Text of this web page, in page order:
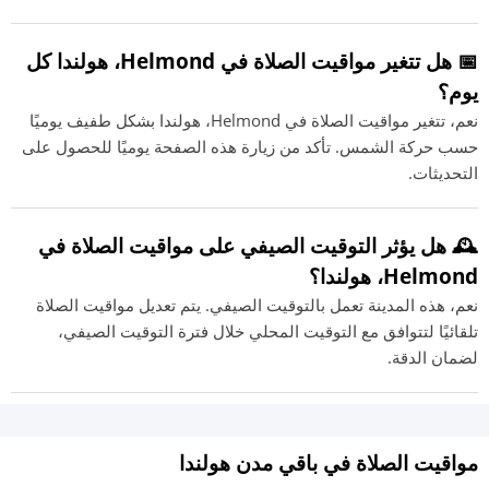
📅 هل تتغير مواقيت الصلاة في Helmond، هولندا كل
يوم؟
نعم، تتغير مواقيت الصلاة في Helmond، هولندا بشكل طفيف يوميًا
حسب حركة الشمس. تأكد من زيارة هذه الصفحة يوميًا للحصول على
التحديثات.
🕰️ هل يؤثر التوقيت الصيفي على مواقيت الصلاة في
Helmond، هولندا؟
نعم، هذه المدينة تعمل بالتوقيت الصيفي. يتم تعديل مواقيت الصلاة
تلقائيًا لتتوافق مع التوقيت المحلي خلال فترة التوقيت الصيفي،
لضمان الدقة.
مواقيت الصلاة في باقي مدن هولندا